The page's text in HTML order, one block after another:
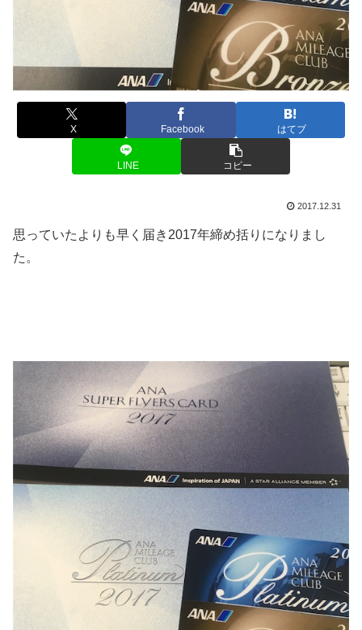
X Facebook はてブ
LINE コピー
2017.12.31
思っていたよりも早く届き2017年締め括りになりまし
た。